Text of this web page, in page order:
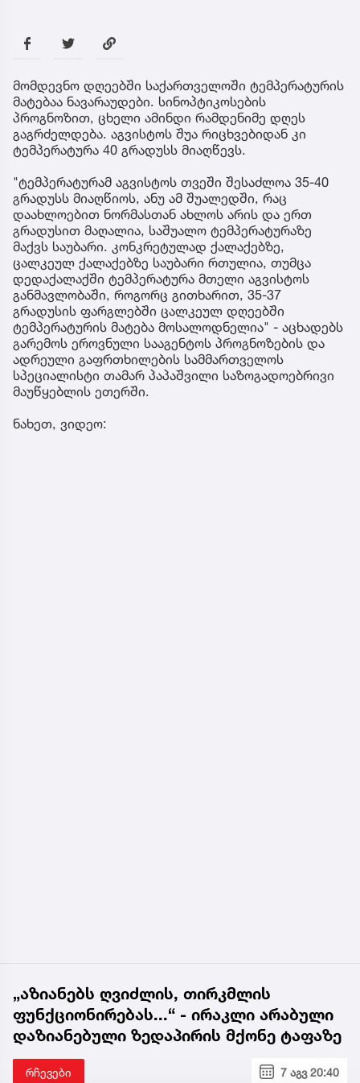
მომდევნო დღეებში საქართველოში ტემპერატურის
მატებაა ნავარაუდები. სინოპტიკოსების
პროგნოზით, ცხელი ამინდი რამდენიმე დღეს
გაგრძელდება. აგვისტოს შუა რიცხვებიდან კი
ტემპერატურა 40 გრადუსს მიაღწევს.
"ტემპერატურამ აგვისტოს თვეში შესაძლოა 35-40
გრადუსს მიაღწიოს, ანუ ამ შუალედში, რაც
დაახლოებით ნორმასთან ახლოს არის და ერთ
გრადუსით მაღალია, საშუალო ტემპერატურაზე
მაქვს საუბარი. კონკრეტულად ქალაქებზე,
ცალკეულ ქალაქებზე საუბარი რთულია, თუმცა
დედაქალაქში ტემპერატურა მთელი აგვისტოს
განმავლობაში, როგორც გითხარით, 35-37
გრადუსის ფარგლებში ცალკეულ დღეებში
ტემპერატურის მატება მოსალოდნელია" - აცხადებს
გარემოს ეროვნული სააგენტოს პროგნოზების და
ადრეული გაფრთხილების სამმართველოს
სპეციალისტი თამარ პაპაშვილი საზოგადოებრივი
მაუწყებლის ეთერში.
ნახეთ, ვიდეო:
„აზიანებს ღვიძლის, თირკმლის
ფუნქციონირებას...“ - ირაკლი არაბული
დაზიანებული ზედაპირის მქონე ტაფაზე
რჩევები 7 აგვ 20:40